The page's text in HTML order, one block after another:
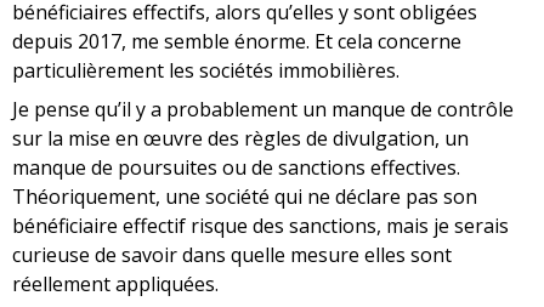
bénéficiaires effectifs, alors qu’elles y sont obligées
depuis 2017, me semble énorme. Et cela concerne
particulièrement les sociétés immobilières.
Je pense qu’il y a probablement un manque de contrôle
sur la mise en œuvre des règles de divulgation, un
manque de poursuites ou de sanctions effectives.
Théoriquement, une société qui ne déclare pas son
bénéficiaire effectif risque des sanctions, mais je serais
curieuse de savoir dans quelle mesure elles sont
réellement appliquées.